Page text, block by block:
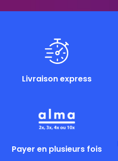
Livraison express
Payer en plusieurs fois